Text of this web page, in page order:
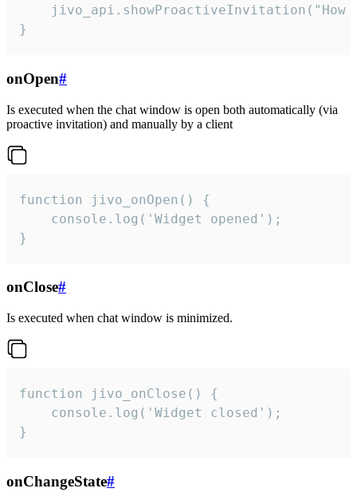
jivo_api.showProactiveInvitation("How
}
onOpen#
Is executed when the chat window is open both automatically (via
proactive invitation) and manually by a client
function jivo_onOpen() {
    console.log('Widget opened');
}
onClose#
Is executed when chat window is minimized.
function jivo_onClose() {
    console.log('Widget closed');
}
onChangeState#